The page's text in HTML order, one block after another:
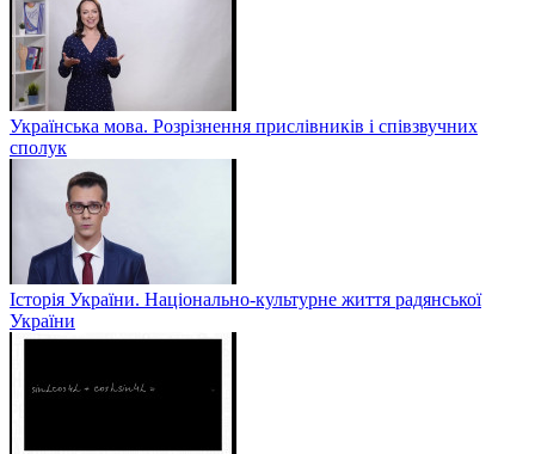
Українська мова. Розрізнення прислівників і співзвучних
сполук
Історія України. Національно-культурне життя радянської
України